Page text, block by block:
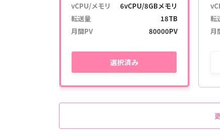
vCPU/メモリ
6vCPU/8GBメモリ
転送量
18TB
月間PV
80000PV
選択済み
転
月